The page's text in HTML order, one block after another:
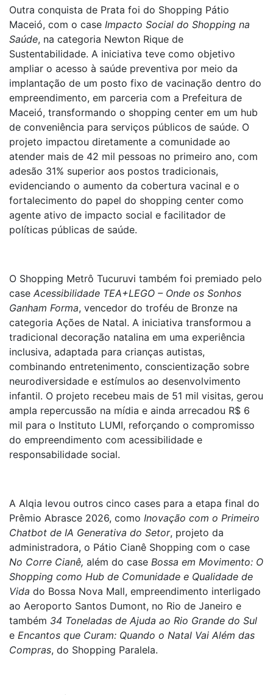
Outra conquista de Prata foi do Shopping Pátio
Maceió, com o case Impacto Social do Shopping na
Saúde, na categoria Newton Rique de
Sustentabilidade. A iniciativa teve como objetivo
ampliar o acesso à saúde preventiva por meio da
implantação de um posto fixo de vacinação dentro do
empreendimento, em parceria com a Prefeitura de
Maceió, transformando o shopping center em um hub
de conveniência para serviços públicos de saúde. O
projeto impactou diretamente a comunidade ao
atender mais de 42 mil pessoas no primeiro ano, com
adesão 31% superior aos postos tradicionais,
evidenciando o aumento da cobertura vacinal e o
fortalecimento do papel do shopping center como
agente ativo de impacto social e facilitador de
políticas públicas de saúde.
O Shopping Metrô Tucuruvi também foi premiado pelo
case Acessibilidade TEA+LEGO – Onde os Sonhos
Ganham Forma, vencedor do troféu de Bronze na
categoria Ações de Natal. A iniciativa transformou a
tradicional decoração natalina em uma experiência
inclusiva, adaptada para crianças autistas,
combinando entretenimento, conscientização sobre
neurodiversidade e estímulos ao desenvolvimento
infantil. O projeto recebeu mais de 51 mil visitas, gerou
ampla repercussão na mídia e ainda arrecadou R$ 6
mil para o Instituto LUMI, reforçando o compromisso
do empreendimento com acessibilidade e
responsabilidade social.
A Alqia levou outros cinco cases para a etapa final do
Prêmio Abrasce 2026, como Inovação com o Primeiro
Chatbot de IA Generativa do Setor, projeto da
administradora, o Pátio Cianê Shopping com o case
No Corre Cianê, além do case Bossa em Movimento: O
Shopping como Hub de Comunidade e Qualidade de
Vida do Bossa Nova Mall, empreendimento interligado
ao Aeroporto Santos Dumont, no Rio de Janeiro e
também 34 Toneladas de Ajuda ao Rio Grande do Sul
e Encantos que Curam: Quando o Natal Vai Além das
Compras, do Shopping Paralela.